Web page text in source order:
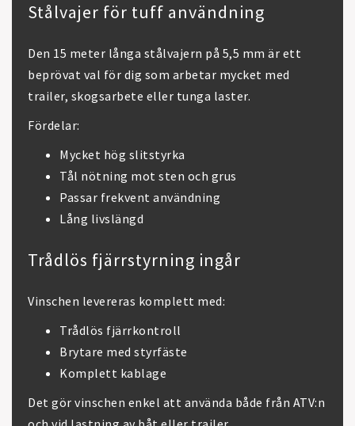
Stålvajer för tuff användning
Den 15 meter långa stålvajern på 5,5 mm är ett
beprövat val för dig som arbetar mycket med
trailer, skogsarbete eller tunga laster.
Fördelar:
Mycket hög slitstyrka
Tål nötning mot sten och grus
Passar frekvent användning
Lång livslängd
Trådlös fjärrstyrning ingår
Vinschen levereras komplett med:
Trådlös fjärrkontroll
Brytare med styrfäste
Komplett kablage
Det gör vinschen enkel att använda både från ATV:n